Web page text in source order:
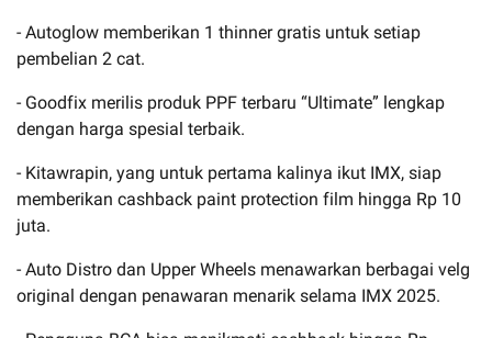
- Autoglow memberikan 1 thinner gratis untuk setiap
pembelian 2 cat.
- Goodfix merilis produk PPF terbaru “Ultimate” lengkap
dengan harga spesial terbaik.
- Kitawrapin, yang untuk pertama kalinya ikut IMX, siap
memberikan cashback paint protection film hingga Rp 10
juta.
- Auto Distro dan Upper Wheels menawarkan berbagai velg
original dengan penawaran menarik selama IMX 2025.